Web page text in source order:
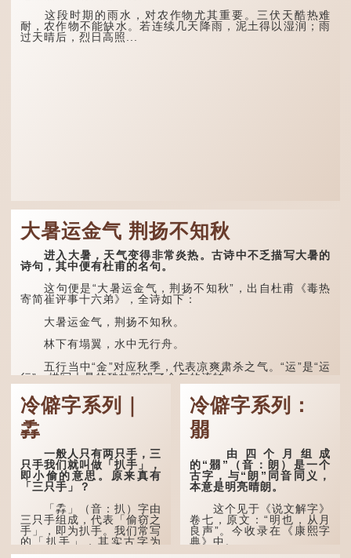
这段时期的雨水，对农作物尤其重要。三伏天酷热难
耐，农作物不能缺水。若连续几天降雨，泥土得以湿润；雨
过天晴后，烈日高照...
大暑运金气 荆扬不知秋
进入大暑，天气变得非常炎热。古诗中不乏描写大暑的
诗句，其中便有杜甫的名句。
这句便是“大暑运金气，荆扬不知秋”，出自杜甫《毒热
寄简崔评事十六弟》，全诗如下：
大暑运金气，荆扬不知秋。
林下有塌翼，水中无行舟。
五行当中“金”对应秋季，代表凉爽肃杀之气。“运”是“运
行”，描写大暑的酷热阻碍了金气的流转。
“荆扬”指荆州（湖北）和扬州（江苏），泛指长江中下
游地区，“...
冷僻字系列｜
掱
一般人只有两只手，三
只手我们就叫做「扒手」，
即小偷的意思。原来真有
「三只手」？
「掱」（音：扒）字由
三只手组成，代表「偷窃之
手」，即为扒手。我们常写
的「扒手」，其实古字为
「掱手」。
冷僻字系列：
朤
由四个月组成
的“朤”（音：朗）是一个
古字，与“朗”同音同义，
本意是明亮晴朗。
这个见于《说文解字》
卷七，原文：“明也，从月
良声”。今收录在《康熙字
典》中。